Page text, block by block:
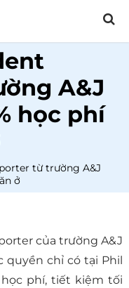
A&J
học phí
từ trường A&J
ở
của trường A&J
quyền chỉ có tại Phil
phí, tiết kiệm tối